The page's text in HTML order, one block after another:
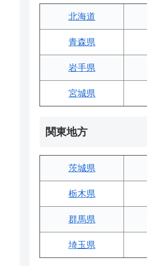
北海道
青森県
岩手県
宮城県
関東地方
茨城県
栃木県
群馬県
埼玉県